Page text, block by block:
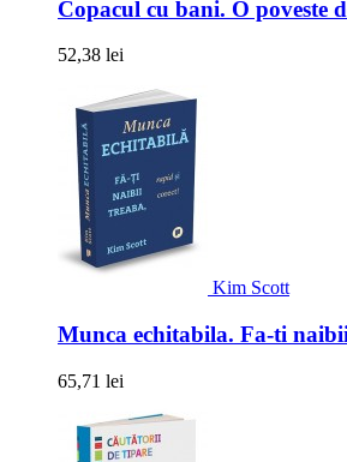
Copacul cu bani. O poveste
52,38 lei
Kim Scott
Munca echitabila. Fa-ti
65,71 lei